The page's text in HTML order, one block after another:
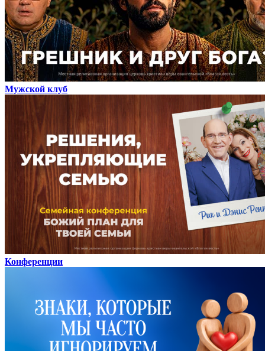
Мужской клуб
Конференции